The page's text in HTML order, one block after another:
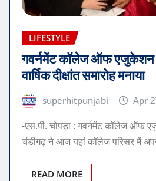
LIFESTYLE
गवर्नमेंट कॉलेज ऑफ एजुकेशन
वार्षिक दीक्षांत समारोह मनाया
superhitpunjabi Apr
-एस.पी. चोपड़ा : गवर्नमेंट कॉलेज ऑफ
चंडीगढ़ ने आज यहां कॉलेज परिसर में अपना
READ MORE